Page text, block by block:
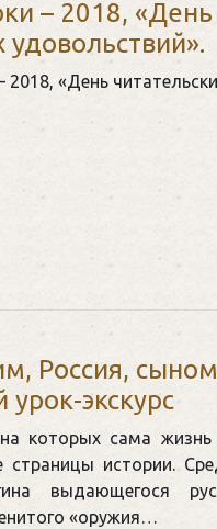
– 2018, «День
удовольствий».
2018, «День
Россия,
урок-экскурс
которых сама
страницы истории.
выдающегося
«оружия…